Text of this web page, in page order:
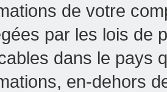
de votre
par les lois de
dans le pays
en-dehors